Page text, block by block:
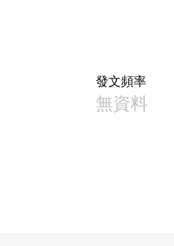
發文頻率
無資料